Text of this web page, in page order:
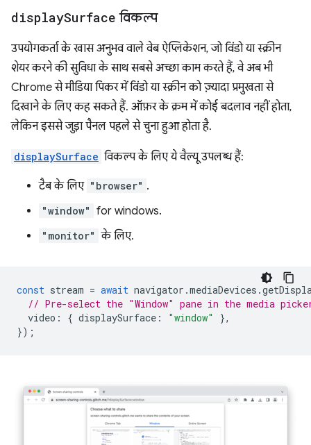
displaySurface विकल्प
उपयोगकर्ता के खास अनुभव वाले वेब ऐप्लिकेशन, जो विंडो या स्क्रीन
शेयर करने की सुविधा के साथ सबसे अच्छा काम करते हैं, वे अब भी
Chrome से मीडिया पिकर में विंडो या स्क्रीन को ज़्यादा प्रमुखता से
दिखाने के लिए कह सकते हैं. ऑफ़र के क्रम में कोई बदलाव नहीं होता,
लेकिन इससे जुड़ा पैनल पहले से चुना हुआ होता है.
displaySurface विकल्प के लिए ये वैल्यू उपलब्ध हैं:
टैब के लिए "browser" .
"window" for windows.
"monitor" के लिए.
const stream = await navigator .mediaDevices .
// Pre-select the "Window" pane in the media
video : { displaySurface : "window"
},
});